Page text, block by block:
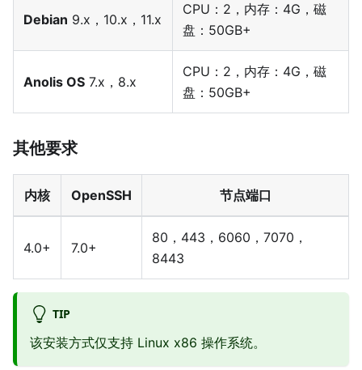
Debian 9.x，10.x，11.x
CPU：2，内存：4G，磁
盘：50GB+
Anolis OS 7.x，8.x
CPU：2，内存：4G，磁
盘：50GB+
其他要求
内核 OpenSSH 节点端口
4.0+ 7.0+
80，443，6060，7070，
8443
TIP
该安装方式仅支持 Linux x86 操作系统。